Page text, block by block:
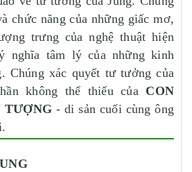
chức năng của những giấc mơ,
trưng của nghệ thuật hiện
nghĩa tâm lý của những kinh
Chúng xác quyết tư tưởng của
không thể thiếu của CON
TƯỢNG - di sản cuối cùng ông